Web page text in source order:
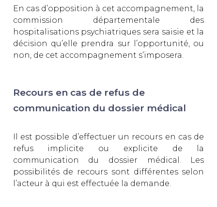
En cas d’opposition à cet accompagnement, la
commission départementale des
hospitalisations psychiatriques sera saisie et la
décision qu’elle prendra sur l’opportunité, ou
non, de cet accompagnement s’imposera.
Recours en cas de refus de
communication du dossier médical
Il est possible d’effectuer un recours en cas de
refus implicite ou explicite de la
communication du dossier médical. Les
possibilités de recours sont différentes selon
l’acteur à qui est effectuée la demande.